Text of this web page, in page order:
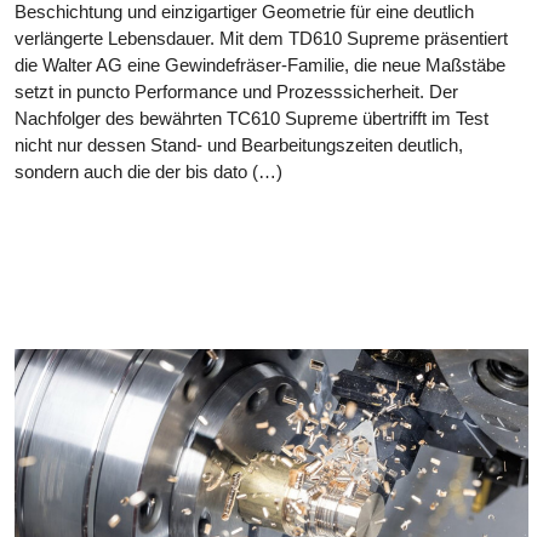
Beschichtung und einzigartiger Geometrie für eine deutlich
verlängerte Lebensdauer. Mit dem TD610 Supreme präsentiert
die Walter AG eine Gewindefräser-Familie, die neue Maßstäbe
setzt in puncto Performance und Prozesssicherheit. Der
Nachfolger des bewährten TC610 Supreme übertrifft im Test
nicht nur dessen Stand- und Bearbeitungszeiten deutlich,
sondern auch die der bis dato (…)